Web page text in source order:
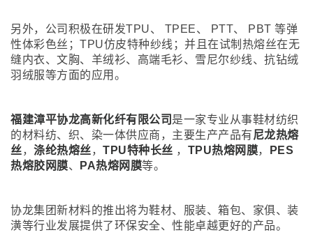
另外，公司积极在研发TPU、 TPEE、 PTT、 PBT 等弹
性体彩色丝；TPU仿皮特种纱线；并且在试制热熔丝在无
缝内衣、文胸、羊绒衫、高端毛衫、雪尼尔纱线、抗钻绒
羽绒服等方面的应用。
福建漳平协龙高新化纤有限公司 是一家专业从事鞋材纺织
的材料纺、织、染一体供应商，主要生产产品有尼龙热熔
丝， 涤纶热熔丝， TPU特种长丝 ， TPU热熔网膜，
PES
热熔胶网膜、 PA热熔网膜等。
协龙集团新材料的推出将为鞋材、服装、箱包、家俱、装
潢等行业发展提供了环保安全、性能卓越更好的产品。